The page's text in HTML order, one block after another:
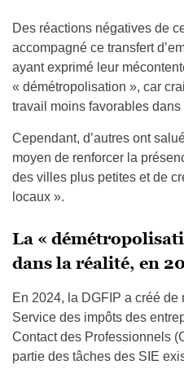
Des réactions négatives de
accompagné ce transfert
ayant exprimé leur
« démétropolisation », car
travail moins favorables
Cependant, d’autres ont
moyen de renforcer la
des villes plus petites et de
locaux ».
La «
dans la réalité, en
En 2024, la DGFIP a créé
Service des impôts des
Contact des Professionnels
partie des tâches des SIE